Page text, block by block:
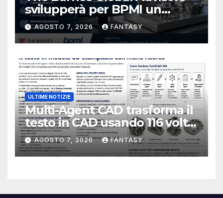
svilupperà per BPMI un
database per la stampa 3D
metallica destinata alla filiera
navale statunitense
AGOSTO 7, 2026 FANTASY
ULTIME NOTIZIE
Multi-Agent CAD trasforma il
testo in CAD usando 116 volte
meno token
AGOSTO 7, 2026 FANTASY